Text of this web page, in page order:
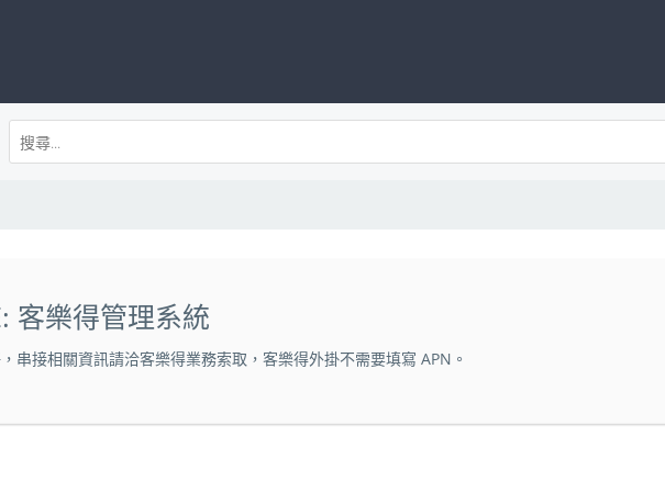
客樂得管理系統
串接相關資訊請洽客樂得業務索取，客樂得外掛不需要填寫 APN。